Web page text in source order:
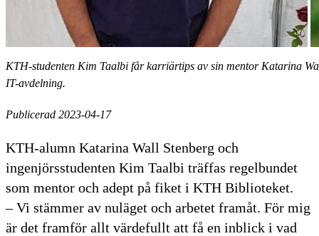
KTH-studenten Kim Taalbi får karriärtips av sin mentor Katarina
IT-avdelning.
Publicerad 2023-04-17
KTH-alumn Katarina Wall Stenberg och
ingenjörsstudenten Kim Taalbi träffas regelbundet
som mentor och adept på fiket i KTH Biblioteket.
– Vi stämmer av nuläget och arbetet framåt. För mig
är det framför allt värdefullt att få en inblick i vad